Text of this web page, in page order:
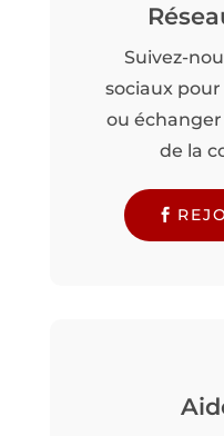
Suivez-
sociaux pour
ou
de la